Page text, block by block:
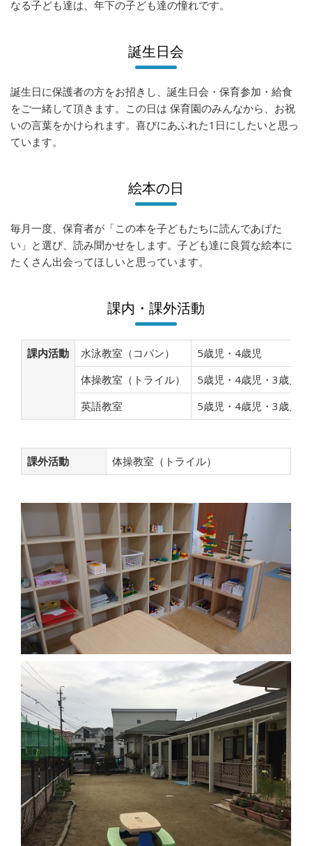
なる子ども達は、年下の子ども達の憧れです。
誕生日会
誕生日に保護者の方をお招きし、誕生日会・保育参加・給食
をご一緒して頂きます。この日は 保育園のみんなから、お祝
いの言葉をかけられます。喜びにあふれた1日にしたいと思っ
ています。
絵本の日
毎月一度、保育者が「この本を子どもたちに読んであげた
い」と選び、読み聞かせをします。子ども達に良質な絵本に
たくさん出会ってほしいと思っています。
課内・課外活動
課内活動 水泳教室（コパン）
5歳児・4歳児
体操教室（トライル）
5歳児・4歳児・3歳児
英語教室
5歳児・4歳児・3歳児
課外活動 体操教室（トライル）